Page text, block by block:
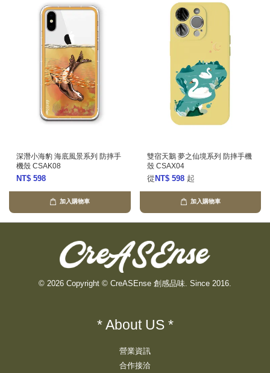
深潛小海豹 海底風景系列 防摔手
機殼 CSAK08
NT$ 598
加入購物車
雙宿天鵝 夢之仙境系列 防摔手機
殼 CSAX04
從 NT$ 598 起
加入購物車
© 2026 Copyright © CreASEnse 創感品味. Since 2016.
* About US *
營業資訊
合作接洽